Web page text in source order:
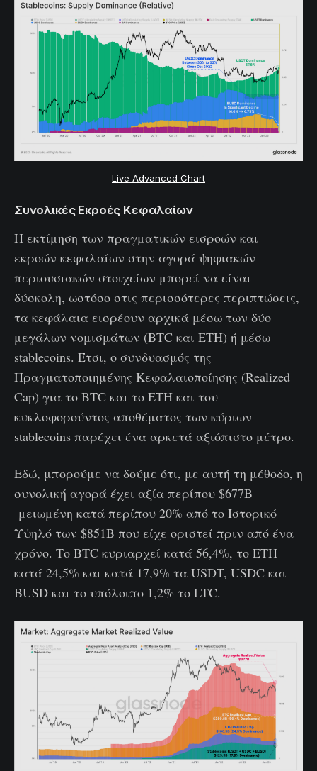
Live Advanced Chart
Συνολικές Εκροές Κεφαλαίων
Η εκτίμηση των πραγματικών εισροών και
εκροών κεφαλαίων στην αγορά ψηφιακών
περιουσιακών στοιχείων μπορεί να είναι
δύσκολη, ωστόσο στις περισσότερες περιπτώσεις,
τα κεφάλαια εισρέουν αρχικά μέσω των δύο
μεγάλων νομισμάτων (BTC και ETH) ή μέσω
stablecoins. Έτσι, ο συνδυασμός της
Πραγματοποιημένης Κεφαλαιοποίησης (Realized
Cap) για το BTC και το ETH και του
κυκλοφορούντος αποθέματος των κύριων
stablecoins παρέχει ένα αρκετά αξιόπιστο μέτρο.
Εδώ, μπορούμε να δούμε ότι, με αυτή τη μέθοδο, η
συνολική αγορά έχει αξία περίπου $677B
μειωμένη κατά περίπου 20% από το Ιστορικό
Υψηλό των $851B που είχε οριστεί πριν από ένα
χρόνο. Το BTC κυριαρχεί κατά 56,4%, το ETH
κατά 24,5% και κατά 17,9% τα USDT, USDC και
BUSD και το υπόλοιπο 1,2% το LTC.